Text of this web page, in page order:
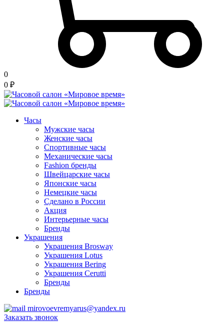
0
0 ₽
Часы
Мужские часы
Женские часы
Спортивные часы
Механические часы
Fashion бренды
Швейцарские часы
Японские часы
Немецкие часы
Сделано в России
Акция
Интерьерные часы
Бренды
Украшения
Украшения Brosway
Украшения Lotus
Украшения Bering
Украшения Cerutti
Бренды
Бренды
mirovoevremyarus@yandex.ru
Заказать звонок